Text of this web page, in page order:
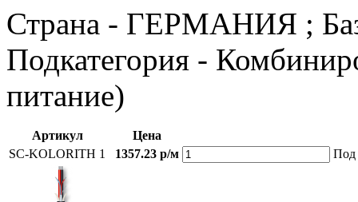
Страна - ГЕРМАНИЯ ;
Подкатегория -
питание)
Артикул
Цена
SC-KOLORITH 1
1357.23 р/м Под